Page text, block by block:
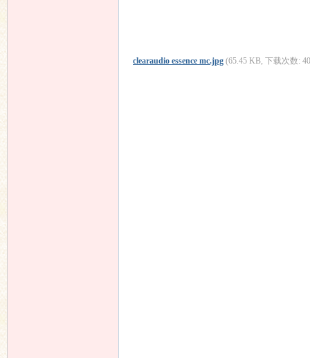
clearaudio essence mc.jpg (65.45 KB, 下载次数: